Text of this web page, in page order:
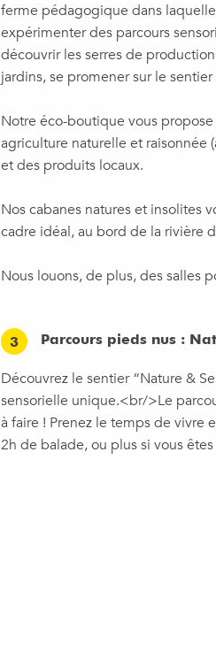
ferme pédagogique dans
expérimenter des parcours
découvrir les serres de
jardins, se promener sur le
Notre éco-boutique vous
agriculture naturelle et raisonnée
et des produits locaux.
Nos cabanes natures et insolites
cadre idéal, au bord de la rivière
Nous louons, de plus, des salles
3 Parcours pieds nus :
Découvrez le sentier “Nature &
sensorielle unique.<br/>Le
à faire ! Prenez le temps de vivre
2h de balade, ou plus si vous